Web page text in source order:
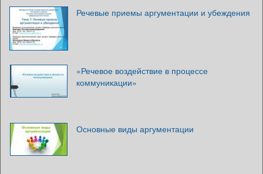
Речевые приемы аргументации и убеждения
«Речевое воздействие в процессе
коммуникации»
Основные виды аргументации